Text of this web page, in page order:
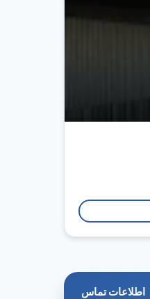
اطلاعات تماس